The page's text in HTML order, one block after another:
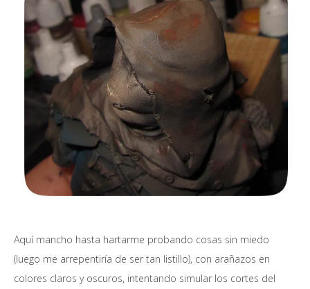
Aquí mancho hasta hartarme probando cosas sin miedo
(luego me arrepentiría de ser tan listillo), con arañazos en
colores claros y oscuros, intentando simular los cortes del